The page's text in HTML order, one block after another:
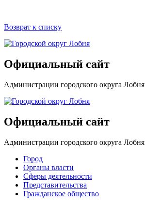
Возврат к списку
Официальный сайт
Администрации городского округа Лобня
Официальный сайт
Администрации городского округа Лобня
Город
Органы власти
Сферы деятельности
Представительства
Гражданское общество